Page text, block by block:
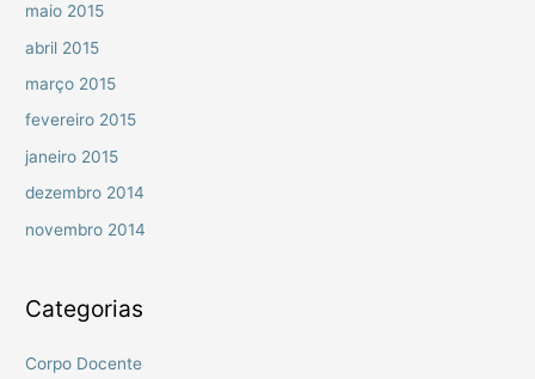
maio 2015
abril 2015
março 2015
fevereiro 2015
janeiro 2015
dezembro 2014
novembro 2014
Categorias
Corpo Docente